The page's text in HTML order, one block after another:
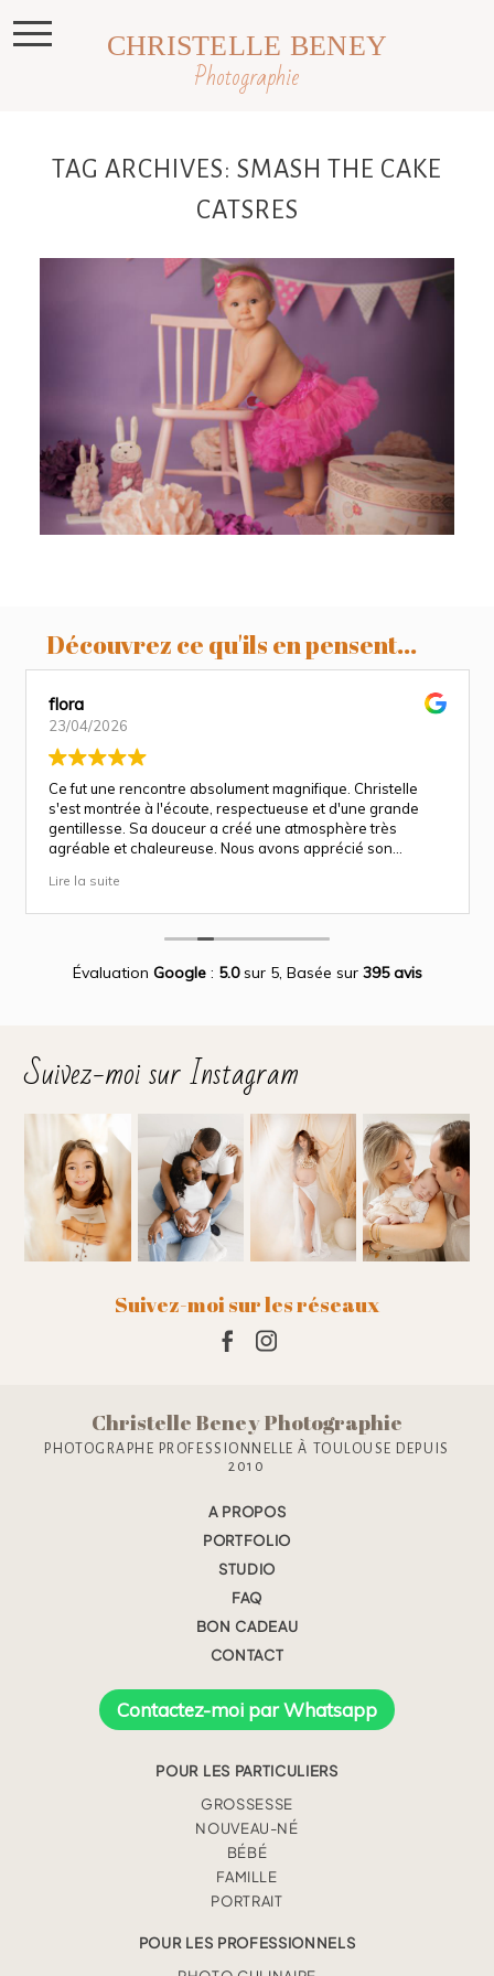
Photographie
CHRISTELLE BENEY
TAG ARCHIVES: SMASH THE CAKE
CATSRES
Eléna, mini séance anniversaire ,
smash the cake Toulouse, Castres,
Revel
Découvrez ce qu'ils en pensent...
flora
23/04/2026
Ce fut une rencontre absolument magnifique. Christelle
s'est montrée à l'écoute, respectueuse et d'une grande
gentillesse. Sa douceur a créé une atmosphère très
agréable et chaleureuse. Nous avons apprécié son
(grossesse et naissance). Ce fut une expérience des plus
Encore merci infiniment.
Lire la suite
Évaluation Google: 5.0sur 5, Basée sur 395 avis
Suivez-moi sur Instagram
Suivez-moi sur les réseaux
Christelle Beney Photographie
PHOTOGRAPHE PROFESSIONNELLE À TOULOUSE DEPUIS
2010
A PROPOS
PORTFOLIO
STUDIO
FAQ
BON CADEAU
CONTACT
Contactez-moi par Whatsapp
POUR LES PARTICULIERS
GROSSESSE
NOUVEAU-NÉ
BÉBÉ
FAMILLE
PORTRAIT
POUR LES PROFESSIONNELS